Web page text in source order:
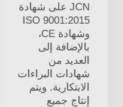
JCN على شهادة
ISO 9001:2015
وشهادة CE،
بالإضافة إلى
العديد من
شهادات البراءات
الابتكارية. ويتم
إنتاج جميع